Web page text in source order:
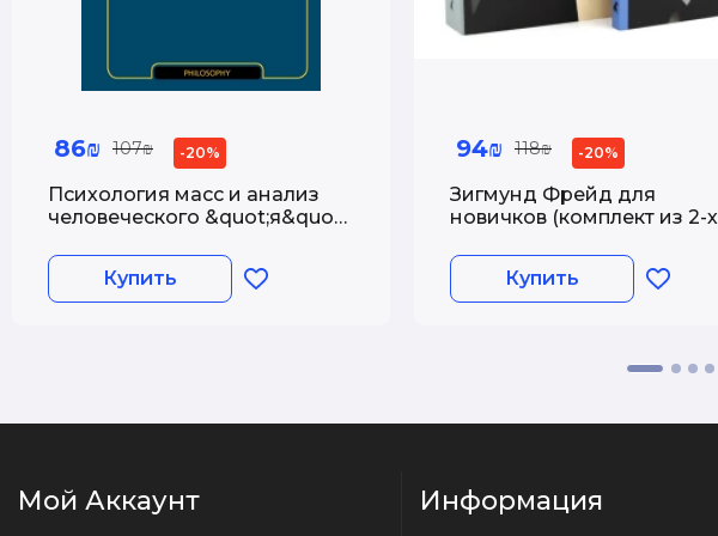
86₪ 107₪ -20%
Психология масс и анализ
человеческого &quot;я&quot;
Купить
94₪ 118₪ -20%
Зигмунд Фрейд для
новичков (комплект из 2-х
Купить
Мой Аккаунт Информация